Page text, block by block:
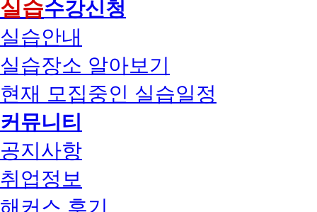
실습수강신청
실습안내
실습장소 알아보기
현재 모집중인 실습일정
커뮤니티
공지사항
취업정보
해커스 후기